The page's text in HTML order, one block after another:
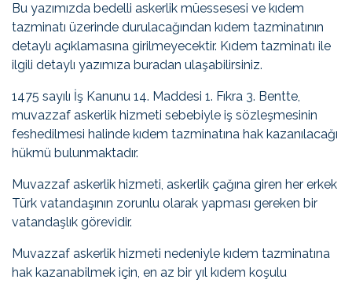
Bu yazımızda bedelli askerlik müessesesi ve kıdem
tazminatı üzerinde durulacağından kıdem tazminatının
detaylı açıklamasına girilmeyecektir. Kıdem tazminatı ile
ilgili detaylı yazımıza buradan ulaşabilirsiniz.
1475 sayılı İş Kanunu 14. Maddesi 1. Fıkra 3. Bentte,
muvazzaf askerlik hizmeti sebebiyle iş sözleşmesinin
feshedilmesi halinde kıdem tazminatına hak kazanılacağı
hükmü bulunmaktadır.
Muvazzaf askerlik hizmeti, askerlik çağına giren her erkek
Türk vatandaşının zorunlu olarak yapması gereken bir
vatandaşlık görevidir.
Muvazzaf askerlik hizmeti nedeniyle kıdem tazminatına
hak kazanabilmek için, en az bir yıl kıdem koşulu